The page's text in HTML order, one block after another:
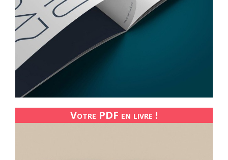
Votre PDF en livre !